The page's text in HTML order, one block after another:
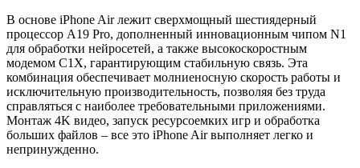
В основе iPhone Air лежит сверхмощный шестиядерный
процессор A19 Pro, дополненный инновационным чипом N1
для обработки нейросетей, а также высокоскоростным
модемом C1X, гарантирующим стабильную связь. Эта
комбинация обеспечивает молниеносную скорость работы и
исключительную производительность, позволяя без труда
справляться с наиболее требовательными приложениями.
Монтаж 4K видео, запуск ресурсоемких игр и обработка
больших файлов – все это iPhone Air выполняет легко и
непринужденно.